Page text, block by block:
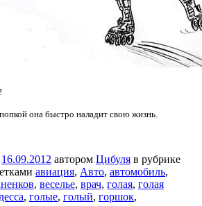
она быстро наладит свою жизнь.
16.09.2012 автором Цибуля в рубрике
авиация, Авто, автомобиль,
, веселье, врач, голая, голая
, голые, голый, горшок,